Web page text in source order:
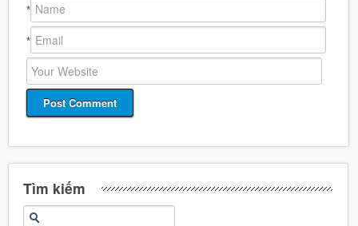
*
*
Tìm kiếm